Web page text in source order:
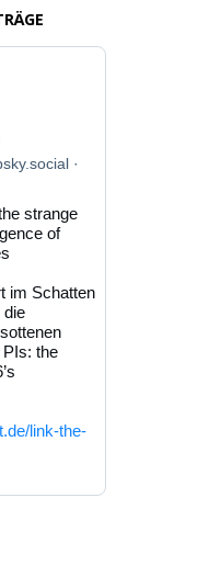
strange
of
im Schatten
die
PIs: the
link-the-